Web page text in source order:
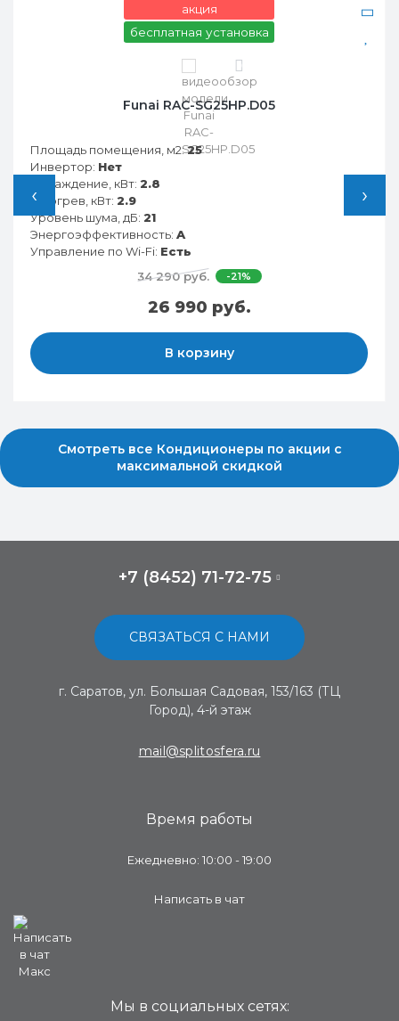
‹
акция
бесплатная установка
Funai RAC-SG25HP.D05
Площадь помещения, м2:25
Инвертор: Нет
Охлаждение, кВт: 2.8
Обогрев, кВт: 2.9
Уровень шума, дБ: 21
Энергоэффективность: A
Управление по Wi-Fi: Есть
34 290 руб.
-21%
26 990 руб.
В корзину
›
Смотреть все Кондиционеры по акции с
максимальной скидкой
+7 (8452) 71-72-75
СВЯЗАТЬСЯ С НАМИ
г. Саратов, ул. Большая Садовая, 153/163 (ТЦ
Город), 4-й этаж
mail@splitosfera.ru
Время работы
Ежедневно: 10:00 - 19:00
Написать в чат
Мы в социальных сетях: